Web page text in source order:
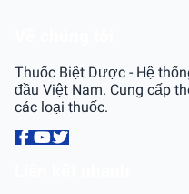
Thuốc Biệt Dược - Hệ
đầu Việt Nam. Cung cấp
các loại thuốc.